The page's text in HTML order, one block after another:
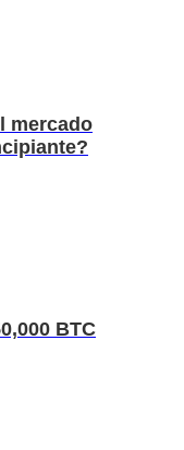
mercado
BTC